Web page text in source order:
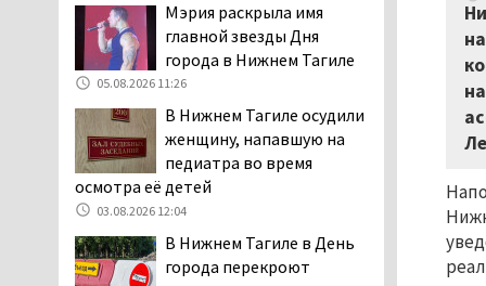
Двое детей пострадали
при сходе трамвая с
рельсов в Нижнем Тагиле
06.08.2026 14:25
Правительство РФ
разрешило производство
и продажу бензина класса
«Евро-2», в котором содержание
серы в 10 раз выше, чем в топливе
«Евро-5». Это опасно для здоровья и
повышает износ автомобиля
Мэрия раскрыла имя
главной звезды Дня
города в Нижнем Тагиле
05.08.2026 11:26
В Нижнем Тагиле осудили
женщину, напавшую на
педиатра во время
осмотра её детей
03.08.2026 12:04
В Нижнем Тагиле в День
города перекроют